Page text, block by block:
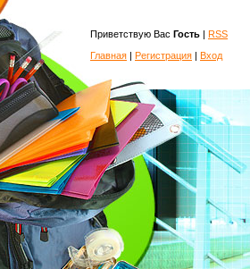
Приветствую Вас Гость | RSS
Главная | Регистрация | Вход